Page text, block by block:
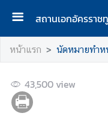
สถานเอกอัครรา
ห
น้
แ
ร
ก
หน้าแรก นัดหมายทำห
43,500 view